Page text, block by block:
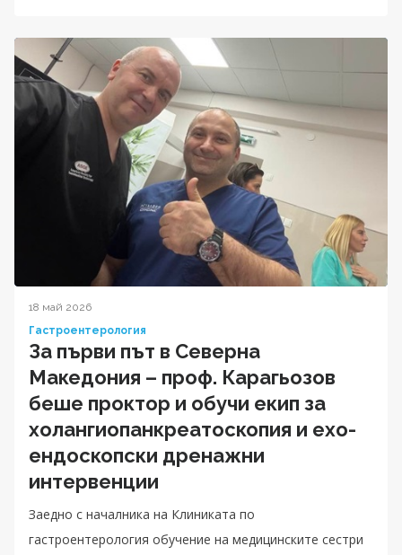
18 май 2026
Гастроентерология
За първи път в Северна
Македония – проф. Карагьозов
беше проктор и обучи екип за
холангиопанкреатоскопия и ехо-
ендоскопски дренажни
интервенции
Заедно с началника на Клиниката по
гастроентерология обучение на медицинските сестри